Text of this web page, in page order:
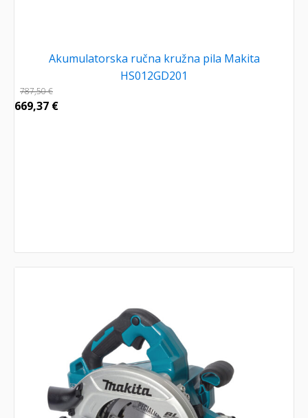
Akumulatorska ručna kružna pila Makita
HS012GD201
787,50€
669,37 €